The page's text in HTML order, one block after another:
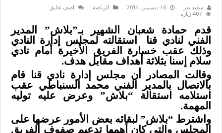
سعيد بدر 16 ديسمبر، 2014 الرياضة
اضف تعليق
407 زيارة
قدم حمادة شعبان الشهير بـ”بلاش” المدير
الفني لنادي قنا استقالته لمجلس إدارة النادي
وذلك عقب خسارة الفريق الأخيرة أمام نادي
سلام إسنا بثلاثة أهداف مقابل هدف.
وقالت المصادر أن مجلس إدارة نادي قنا قام
بالاتصال بالمدير الفني محمد السنباطي عقب
استلامه استقالة “بلاش” وعرض عليه توليه
المهمة.
واشترط “بلاش” لبقائه بعض الأمور عرضها على
المجلس والتي كان أهمها تدعيم صفوف الفريق